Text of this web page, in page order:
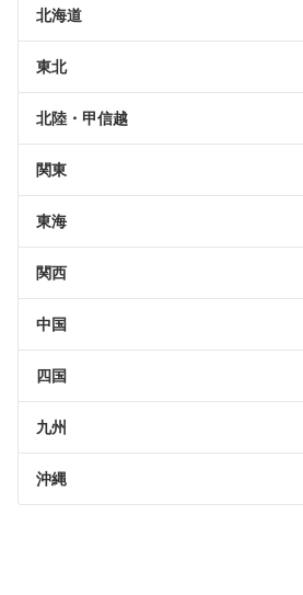
北海道
東北
北陸・甲信越
関東
東海
関西
中国
四国
九州
沖縄